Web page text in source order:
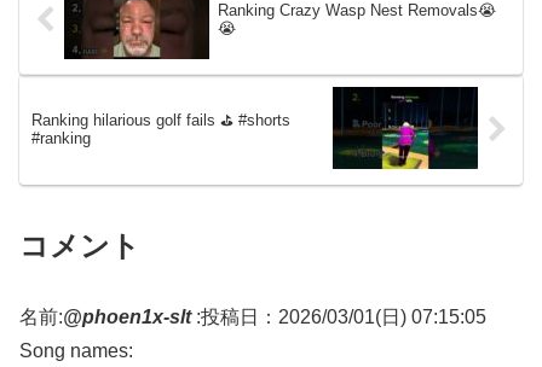
Ranking Crazy Wasp Nest Removals😭
😭
Ranking hilarious golf fails ⛳ #shorts
#ranking
コメント
名前:@phoen1x-slt:投稿日：2026/03/01(日) 07:15:05
Song names: